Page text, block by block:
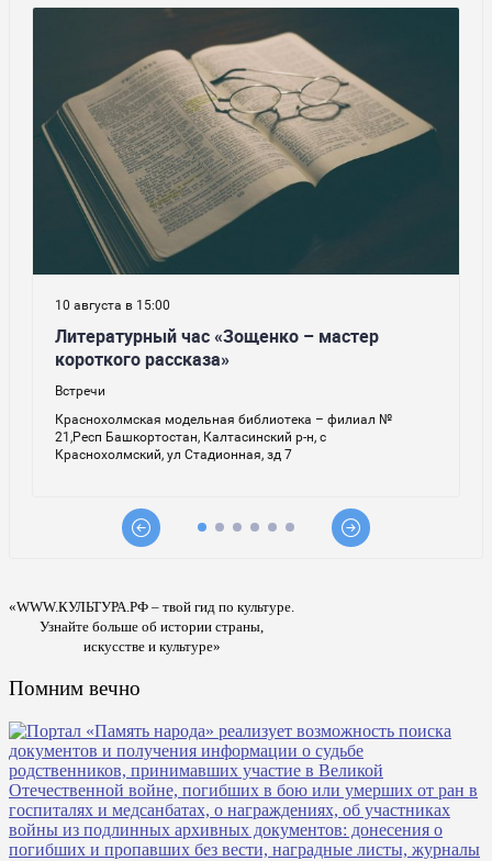
«WWW.КУЛЬТУРА.РФ – твой гид по культуре.
Узнайте больше об истории страны,
искусстве и культуре»
Помним вечно